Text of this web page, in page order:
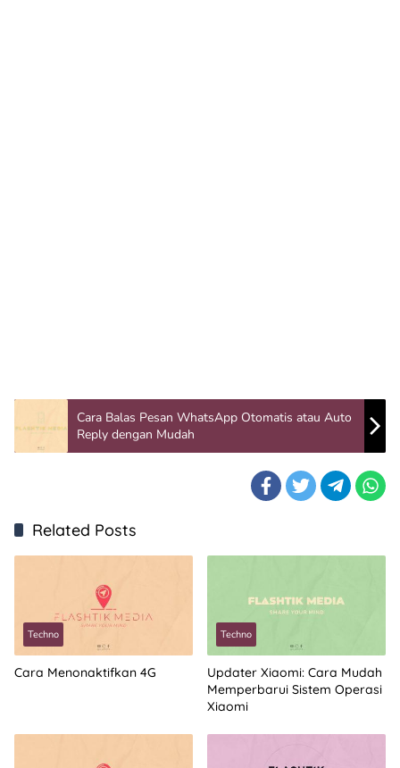
Cara Balas Pesan WhatsApp Otomatis atau Auto
Reply dengan Mudah
Related Posts
Techno
Cara Menonaktifkan 4G
Techno
Updater Xiaomi: Cara Mudah
Memperbarui Sistem Operasi
Xiaomi